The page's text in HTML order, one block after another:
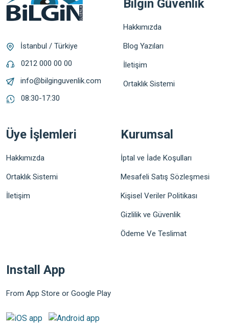
İstanbul / Türkiye
0212 000 00 00
info@bilginguvenlik.com
08:30-17:30
Bilgin Güvenlik
Hakkımızda
Blog Yazıları
İletişim
Ortaklık Sistemi
Üye İşlemleri
Hakkımızda
Ortaklık Sistemi
İletişim
Kurumsal
İptal ve İade Koşulları
Mesafeli Satış Sözleşmesi
Kişisel Veriler Politikası
Gizlilik ve Güvenlik
Ödeme Ve Teslimat
Install App
From App Store or Google Play